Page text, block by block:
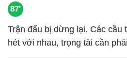
87'
Trận đấu bị dừng lại. Các cầu
hét với nhau, trọng tài cần